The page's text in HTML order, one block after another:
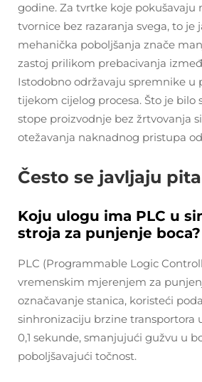
godine. Za tvrtke koje pokušavaju
tvornice bez razaranja svega, to je
mehanička poboljšanja znače
zastoj prilikom prebacivanja
Istodobno održavaju spremnike u
tijekom cijelog procesa. Što je bilo
stope proizvodnje bez žrtvovanja
otežavanja naknadnog pristupa
Često se javljaju
Koju ulogu ima PLC u
stroja za punjenje boca?
PLC (Programmable Logic
vremenskim mjerenjem za
označavanje stanica, koristeći
sinhronizaciju brzine transportora
0,1 sekunde, smanjujući gužvu u
poboljšavajući točnost.